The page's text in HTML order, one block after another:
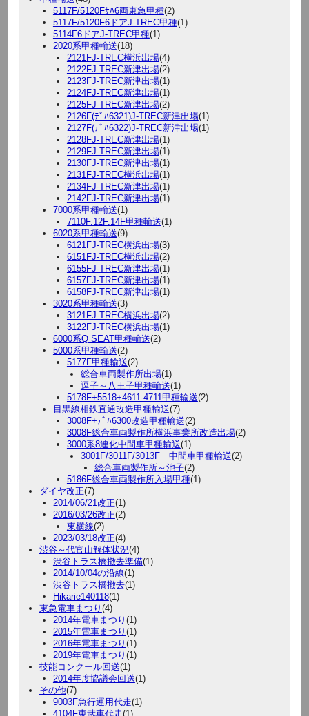
5117F/5120Fｻﾊ6両東急甲種(2)
5117F/5120F6ドアJ-TREC甲種(1)
5114F6ドアJ-TREC甲種(1)
2020系甲種輸送(18)
2121FJ-TREC横浜出場(4)
2122FJ-TREC新津出場(2)
2123FJ-TREC新津出場(1)
2124FJ-TREC新津出場(1)
2125FJ-TREC新津出場(2)
2126F(ﾃﾞﾊ6321)J-TREC新津出場(1)
2127F(ﾃﾞﾊ6322)J-TREC新津出場(1)
2128FJ-TREC新津出場(1)
2129FJ-TREC新津出場(1)
2130FJ-TREC新津出場(1)
2131FJ-TREC横浜出場(1)
2134FJ-TREC新津出場(1)
2142FJ-TREC新津出場(1)
7000系甲種輸送(1)
7110F.12F.14F甲種輸送(1)
6020系甲種輸送(9)
6121FJ-TREC横浜出場(3)
6151FJ-TREC横浜出場(2)
6155FJ-TREC新津出場(1)
6157FJ-TREC新津出場(1)
6158FJ-TREC新津出場(1)
3020系甲種輸送(3)
3121FJ-TREC横浜出場(2)
3122FJ-TREC横浜出場(1)
6000系Q SEAT甲種輸送(2)
5000系甲種輸送(2)
5177F甲種輸送(2)
総合車両製作所出場(1)
逗子～八王子甲種輸送(1)
5178F+5518+4611-4711甲種輸送(2)
目黒線相鉄直通改造甲種輸送(7)
3008F+ﾃﾞﾊ6300改造甲種輸送(2)
3008F総合車両製作所横浜事業所改造出場(2)
3000系8連化中間車甲種輸送(1)
3001F/3011F/3013F 中間車甲種輸送(2)
総合車両製作所～池子(2)
5186F総合車両製作所入場甲種(1)
ダイヤ改正(7)
2014/06/21改正(1)
2016/03/26改正(2)
東横線(2)
2023/03/18改正(4)
渋谷～代官山解体状況(4)
渋谷トラス橋撤去準備(1)
2014/10/04の沿線(1)
渋谷トラス橋撤去(1)
Hikarie140118(1)
東急電車まつり (4)
2014年電車まつり (1)
2015年電車まつり (1)
2016年電車まつり (1)
2019年電車まつり (1)
技能コンクール回送(1)
2014年度協議会回送(1)
その他(7)
9003F急行運用代走(1)
4104F東武車代走(1)